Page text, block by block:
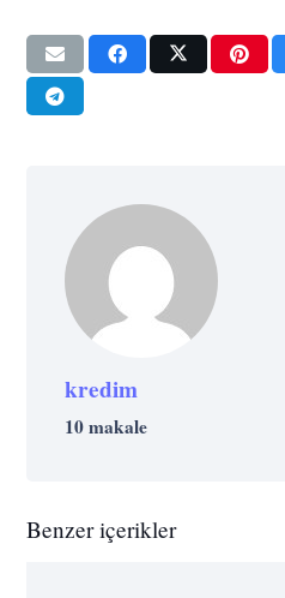
kredim
10 makale
Benzer içerikler